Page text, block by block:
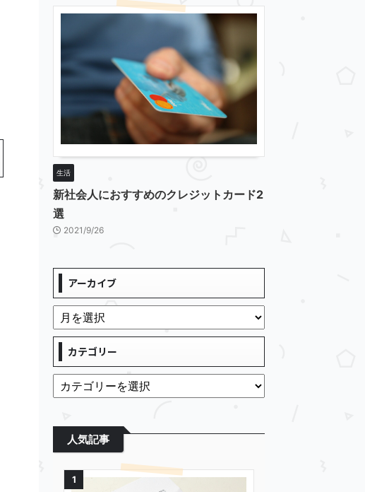
生活
新社会人におすすめのクレジットカード2
選
2021/9/26
アーカイブ
カテゴリー
人気記事
1